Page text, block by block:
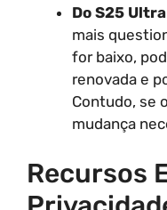
Do S25
mais
for baixo,
renovada e
Contudo, se
mudança
Recursos